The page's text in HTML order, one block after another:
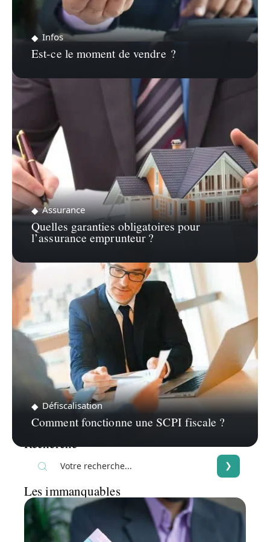
Infos
Est-ce le moment de vendre ?
Assurance
Quelles garanties obligatoires pour
l’assurance emprunteur ?
Défiscalisation
Comment fonctionne une SCPI fiscale ?
Recherche
Les immanquables